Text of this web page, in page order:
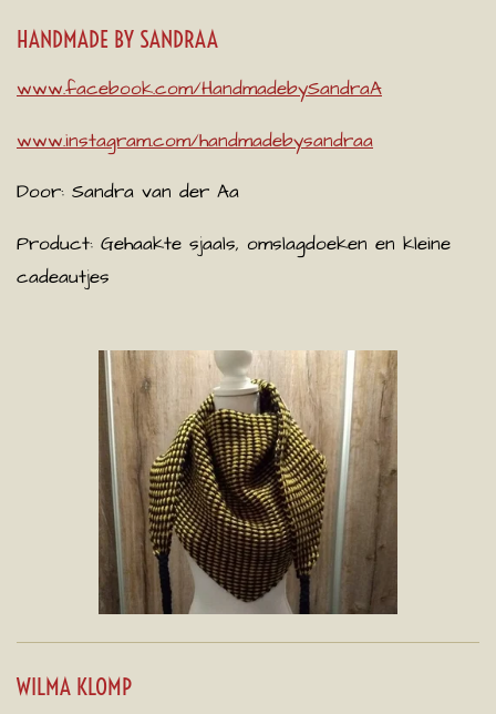
HANDMADE BY SANDRAA
www.facebook.com/HandmadebySandraA
www.instagram.com/handmadebysandraa
Door: Sandra van der Aa
Product: Gehaakte sjaals, omslagdoeken en kleine
cadeautjes
WILMA KLOMP